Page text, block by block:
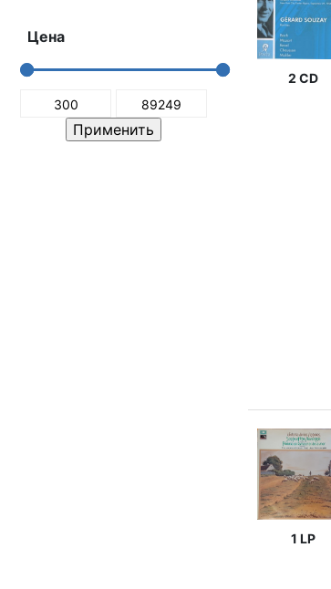
Цена
2 CD
1 LP